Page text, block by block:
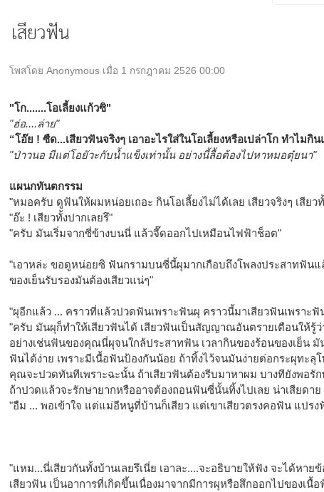
เสียวฟัน
โพสโดย Anonymous เมื่อ 1 กรกฎาคม 2526 00:00
"โก.......โอเลี้ยงแก้วซิ"
"ฮ่อ....ล่าย"
“โอ๊ย ! ซืด...เสียวฟันจริงๆ เอาอะไรใส่ในโอเลี้ยงหรือเปล่าโก ทำไมกิ
"ป่าวนอ มีแต่โอยัวะกับน้ำแข็งเท่านั้น อย่างนี้ลื้อต้องไปหาหมอตุ๋ยนา"
แผนกทันตกรรม
"หมอครับ ดูฟันให้ผมหน่อยเถอะ กินโอเลี้ยงไม่ได้เลย เสียวจริงๆ เสียว
"อ๊ะ ! เสียวทั้งปากเลยรึ"
"ครับ มันเริ่มจากซี่ข้างบนนี่ แล้วจี๊ดออกไปเหมือนไฟฟ้าช็อต"
"เอาหล่ะ ขอดูหน่อยซิ ฟันกรามบนซี่นี้ผุมากเกือบถึงโพลงประสาทฟันแ
ของเย็นรับรองมันต้องเสียวแน่ๆ"
"ผุอีกแล้ว ... คราวที่แล้วปวดฟันเพราะฟันผุ คราวนี้มาเสียวฟันเพราะฟั
"ครับ มันผุก็ทำให้เสียวฟันได้ เสียวฟันเป็นสัญญาณอันตรายเตือนให้รู้
อย่างเช่นฟันของคุณนี่ผุจนใกล้ประสาทฟัน เวลากินของร้อนของเย็น มั
ฟันได้ง่าย เพราะมีเนื้อฟันป้องกันน้อย ถ้าทิ้งไว้จนมันง่ายต่อกระผุทะลุ
คุณจะปวดทันทีเพราะฉะนั้น ถ้าเสียวฟันต้องรีบมาหาผม บางทียังพอรัก
ถ้าปวดแล้วจะรักษายากหรืออาจต้องถอนฟันซี่นั้นทิ้งไปเลย น่าเสียดาย
"อืม ... พอเข้าใจ แต่แม่อีหนูที่บ้านก็เสียว แต่เขาเสียวตรงคอฟัน แปร
"แหม...นี่เสียวกันทั้งบ้านเลยรึเนี่ย เอาละ....จะอธิบายให้ฟัง จะได้หายข้
เสียวฟัน เป็นอาการที่เกิดขึ้นเนื่องมาจากมีการผุหรือสึกออกไปของเนื้